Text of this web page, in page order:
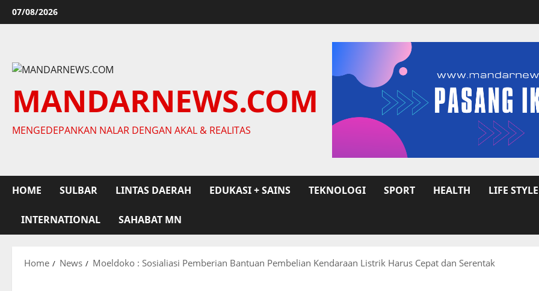
Skip
to
07/08/2026
MANDARNEWS.COM
MENGEDEPANKAN NALAR DENGAN AKAL & REALITAS
HOME SULBAR LINTAS DAERAH EDUKASI + SAINS TEKNOLOGI SPORT HEALTH LIFE STYLE
INTERNATIONAL SAHABAT MN
Home News Moeldoko : Sosialiasi Pemberian Bantuan Pembelian Kendaraan Listrik Harus Cepat dan Serentak